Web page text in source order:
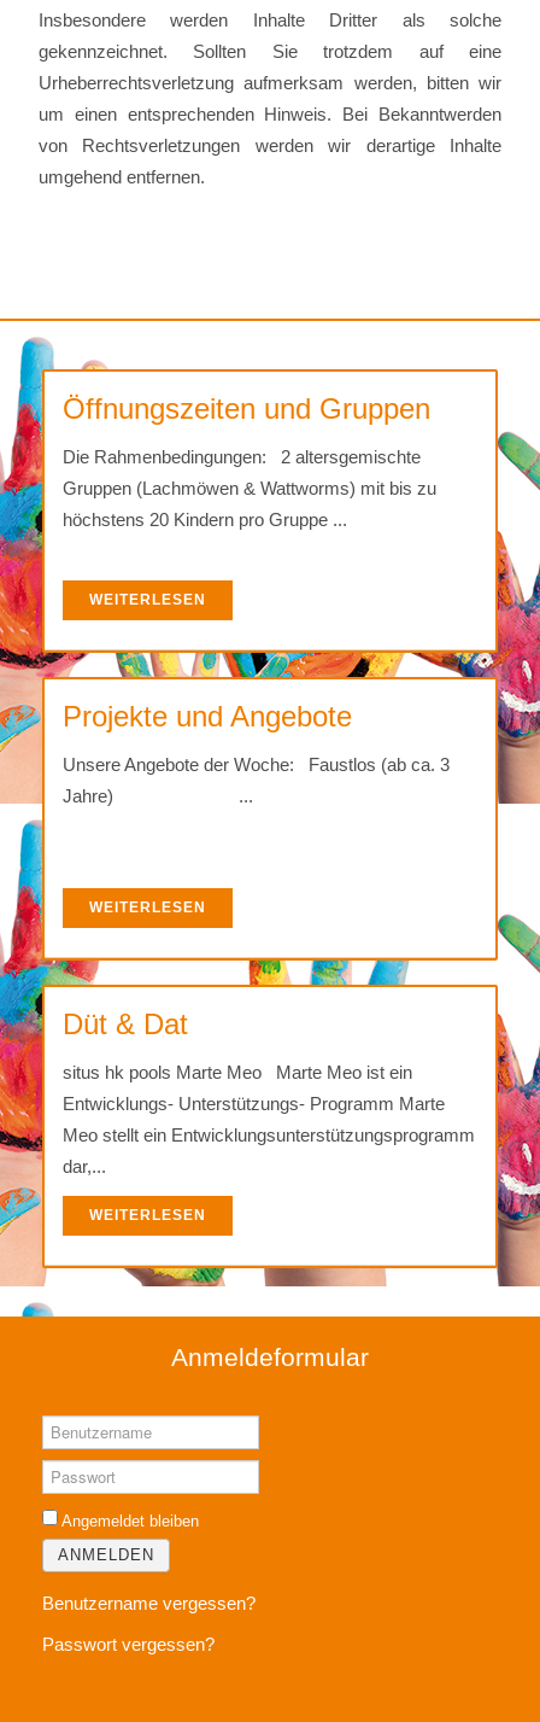
Insbesondere werden Inhalte Dritter als solche
gekennzeichnet. Sollten Sie trotzdem auf eine
Urheberrechtsverletzung aufmerksam werden, bitten wir
um einen entsprechenden Hinweis. Bei Bekanntwerden
von Rechtsverletzungen werden wir derartige Inhalte
umgehend entfernen.
Öffnungszeiten und Gruppen
Die Rahmenbedingungen: 2 altersgemischte
Gruppen (Lachmöwen & Wattworms) mit bis zu
höchstens 20 Kindern pro Gruppe ...
WEITERLESEN
Projekte und Angebote
Unsere Angebote der Woche: Faustlos (ab ca. 3
Jahre) ...
WEITERLESEN
Düt & Dat
situs hk pools Marte Meo Marte Meo ist ein
Entwicklungs- Unterstützungs- Programm Marte
Meo stellt ein Entwicklungsunterstützungsprogramm
dar,...
WEITERLESEN
Anmeldeformular
Benutzername
Passwort
Angemeldet bleiben
ANMELDEN
Benutzername vergessen?
Passwort vergessen?